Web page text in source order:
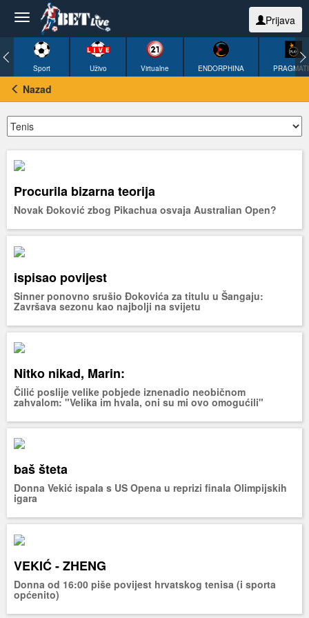
Prijava
Sport Uživo Virtualne ENDORPHINA
Nazad
Procurila bizarna teorija
Novak Đoković zbog Pikachua osvaja Australian Open?
ispisao povijest
Sinner ponovno srušio Đokovića za titulu u Šangaju:
Završava sezonu kao najbolji na svijetu
Nitko nikad, Marin:
Čilić poslije velike pobjede iznenadio neobičnom
zahvalom: "Velika im hvala, oni su mi ovo omogućili"
baš šteta
Donna Vekić ispala s US Opena u reprizi finala Olimpijskih
igara
VEKIĆ - ZHENG
Donna od 16:00 piše povijest hrvatskog tenisa (i sporta
općenito)